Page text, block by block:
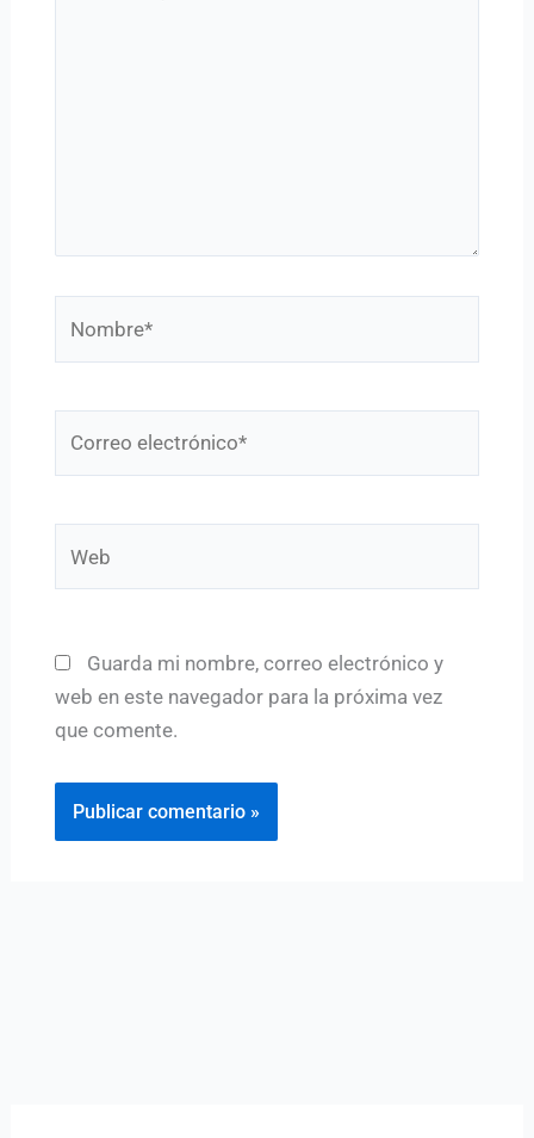
Guarda mi nombre, correo electrónico y
web en este navegador para la próxima vez
que comente.